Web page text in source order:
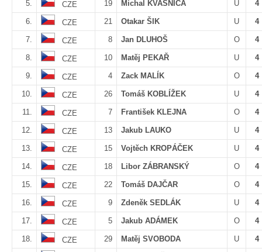
5. CZE 19 Michal KVASNICA U 4
6. CZE 21 Otakar ŠIK U 4
7. CZE 8 Jan DLUHOŠ O 4
8. CZE 10 Matěj PEKAŘ U 4
9. CZE 4 Zack MALÍK O 4
10. CZE 26 Tomáš KOBLÍŽEK U 4
11. CZE 7 František KLEJNA O 4
12. CZE 13 Jakub LAUKO U 4
13. CZE 15 Vojtěch KROPÁČEK U 4
14. CZE 18 Libor ZÁBRANSKÝ O 4
15. CZE 22 Tomáš DAJČAR O 4
16. CZE 9 Zdeněk SEDLÁK U 4
17. CZE 5 Jakub ADÁMEK O 4
18. CZE 29 Matěj SVOBODA U 4